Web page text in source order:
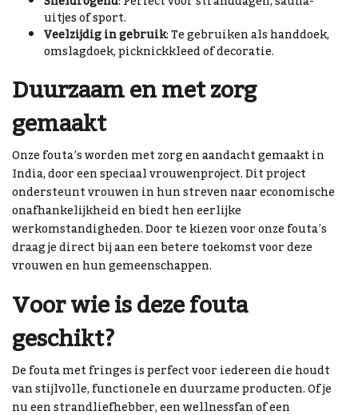
uitjes of sport.
Veelzijdig in gebruik: Te gebruiken als handdoek,
omslagdoek, picknickkleed of decoratie.
Duurzaam en met zorg
gemaakt
Onze fouta’s worden met zorg en aandacht gemaakt in
India, door een speciaal vrouwenproject. Dit project
ondersteunt vrouwen in hun streven naar economische
onafhankelijkheid en biedt hen eerlijke
werkomstandigheden. Door te kiezen voor onze fouta’s
draag je direct bij aan een betere toekomst voor deze
vrouwen en hun gemeenschappen.
Voor wie is deze fouta
geschikt?
De fouta met fringes is perfect voor iedereen die houdt
van stijlvolle, functionele en duurzame producten. Of je
nu een strandliefhebber, een wellnessfan of een